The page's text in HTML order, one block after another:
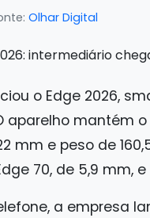
Olhar Digital
o Edge 2026,
aparelho
mm e peso de
70, de 5,9 mm,
a empresa